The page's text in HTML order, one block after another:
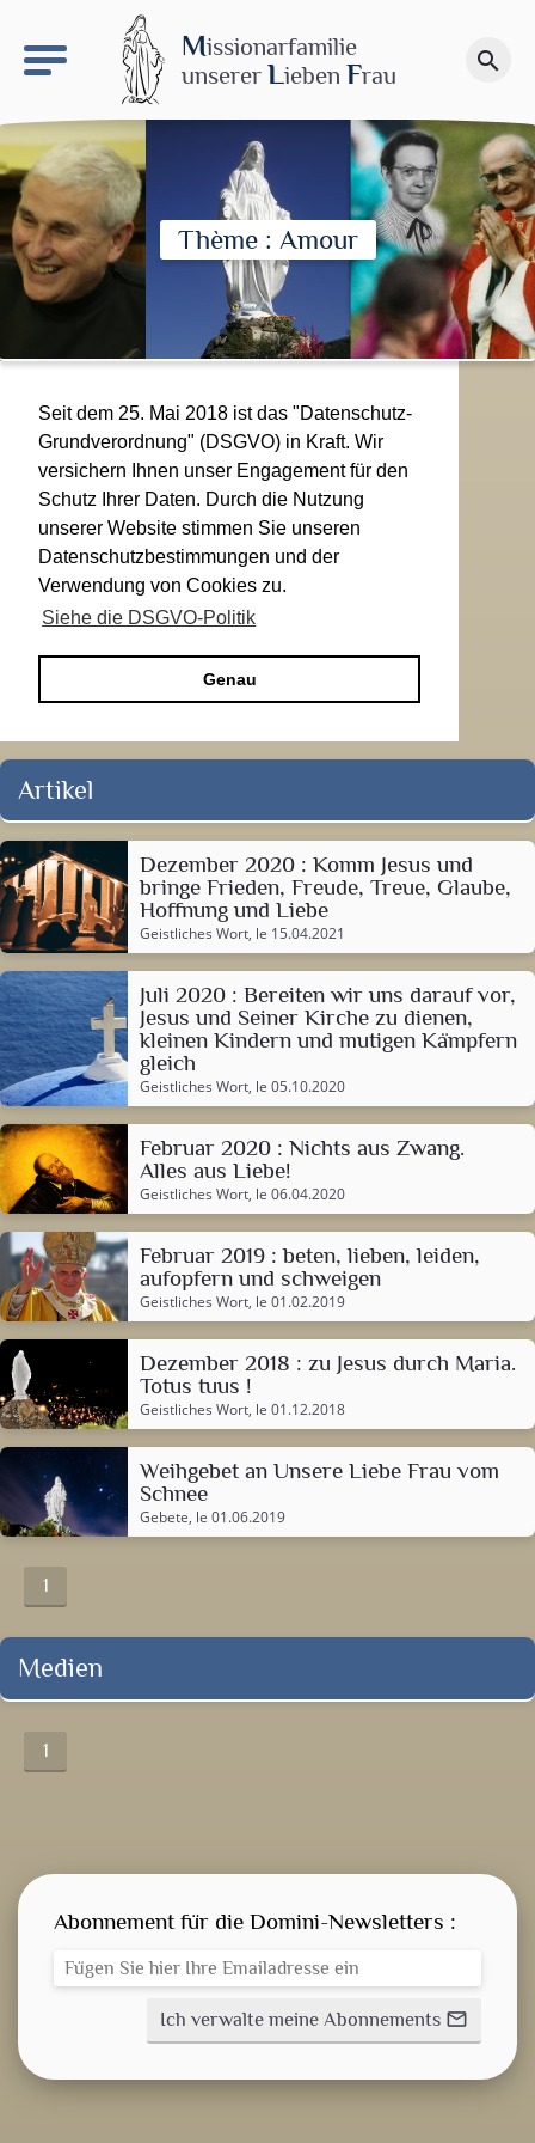
Missionarfamilie
unserer Lieben Frau search
Le site NDN
Spenden
Thème : Amour
Seit dem 25. Mai 2018 ist das "Datenschutz-
Grundverordnung" (DSGVO) in Kraft. Wir
versichern Ihnen unser Engagement für den
Schutz Ihrer Daten. Durch die Nutzung
unserer Website stimmen Sie unseren
Datenschutzbestimmungen und der
Verwendung von Cookies zu.
Siehe die DSGVO-Politik
Genau
Artikel
Dezember 2020 : Komm Jesus und
bringe Frieden, Freude, Treue, Glaube,
Hoffnung und Liebe
Geistliches Wort, le 15.04.2021
Juli 2020 : Bereiten wir uns darauf vor,
Jesus und Seiner Kirche zu dienen,
kleinen Kindern und mutigen Kämpfern
gleich
Geistliches Wort, le 05.10.2020
Februar 2020 : Nichts aus Zwang.
Alles aus Liebe!
Geistliches Wort, le 06.04.2020
Februar 2019 : beten, lieben, leiden,
aufopfern und schweigen
Geistliches Wort, le 01.02.2019
Dezember 2018 : zu Jesus durch Maria.
Totus tuus !
Geistliches Wort, le 01.12.2018
Weihgebet an Unsere Liebe Frau vom
Schnee
Gebete, le 01.06.2019
1
Medien
1
Abonnement für die Domini-Newsletters :
Ich verwalte meine Abonnements mail_outline